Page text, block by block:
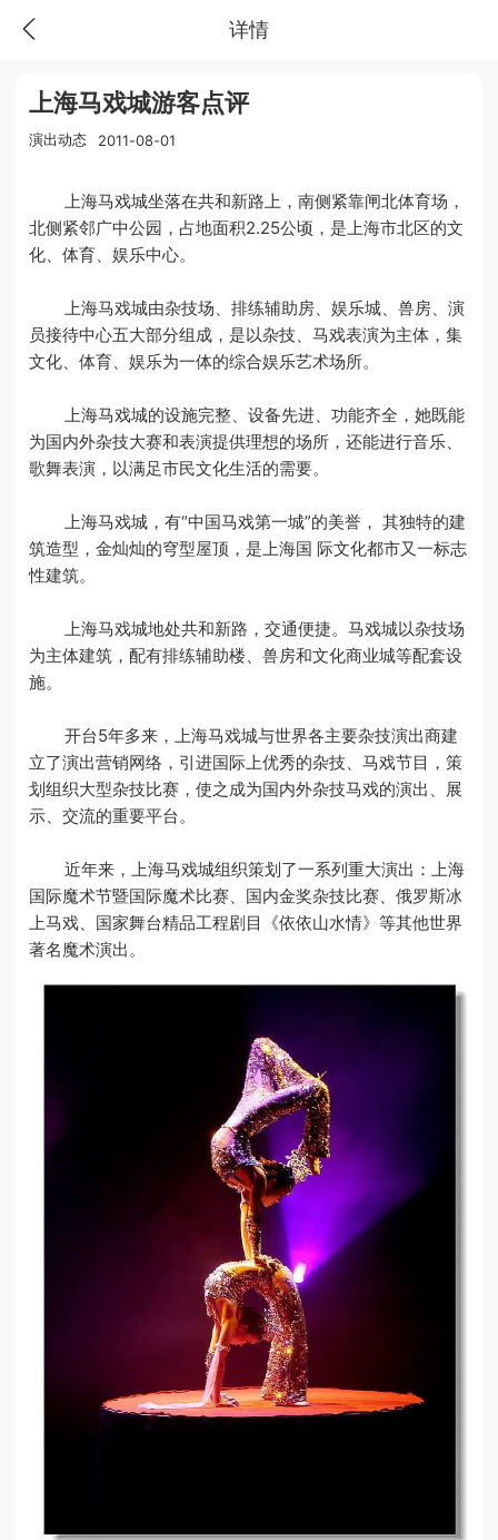
详情
上海马戏城游客点评
演出动态 2011-08-01
上海马戏城坐落在共和新路上，南侧紧靠闸北体育场，
北侧紧邻广中公园，占地面积2.25公顷，是上海市北区的文
化、体育、娱乐中心。
上海马戏城由杂技场、排练辅助房、娱乐城、兽房、演
员接待中心五大部分组成，是以杂技、马戏表演为主体，集
文化、体育、娱乐为一体的综合娱乐艺术场所。
上海马戏城的设施完整、设备先进、功能齐全，她既能
为国内外杂技大赛和表演提供理想的场所，还能进行音乐、
歌舞表演，以满足市民文化生活的需要。
上海马戏城，有“中国马戏第一城”的美誉， 其独特的建
筑造型，金灿灿的穹型屋顶，是上海国 际文化都市又一标志
性建筑。
上海马戏城地处共和新路，交通便捷。马戏城以杂技场
为主体建筑，配有排练辅助楼、兽房和文化商业城等配套设
施。
开台5年多来，上海马戏城与世界各主要杂技演出商建
立了演出营销网络，引进国际上优秀的杂技、马戏节目，策
划组织大型杂技比赛，使之成为国内外杂技马戏的演出、展
示、交流的重要平台。
近年来，上海马戏城组织策划了一系列重大演出：上海
国际魔术节暨国际魔术比赛、国内金奖杂技比赛、俄罗斯冰
上马戏、国家舞台精品工程剧目《依依山水情》等其他世界
著名魔术演出。